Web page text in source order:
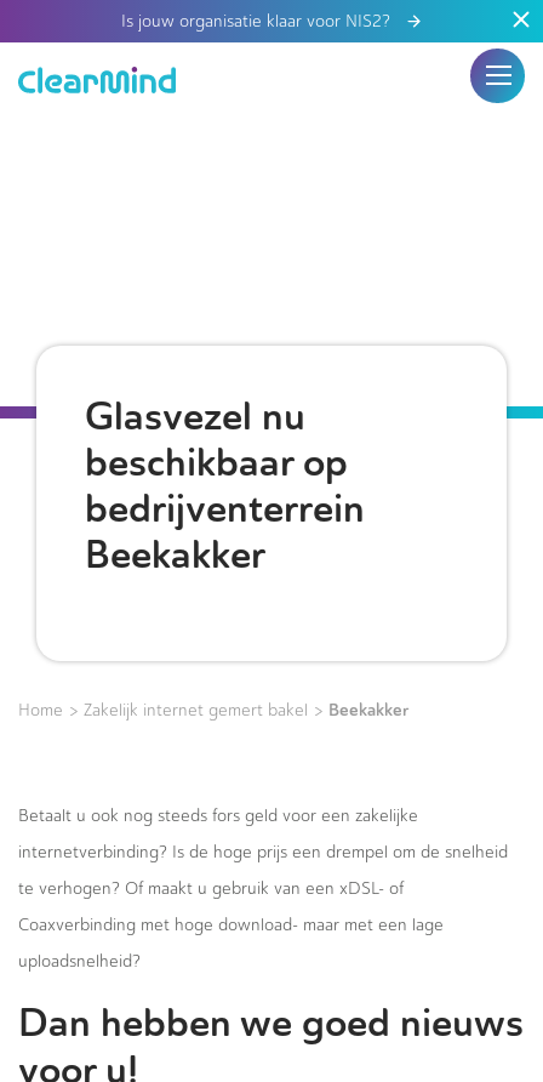
Is jouw organisatie klaar voor NIS2?
Glasvezel nu
beschikbaar op
bedrijventerrein
Beekakker
Home > Zakelijk internet gemert bakel > Beekakker
Betaalt u ook nog steeds fors geld voor een zakelijke
internetverbinding? Is de hoge prijs een drempel om de snelheid
te verhogen? Of maakt u gebruik van een xDSL- of
Coaxverbinding met hoge download- maar met een lage
uploadsnelheid?
Dan hebben we goed nieuws
voor u!